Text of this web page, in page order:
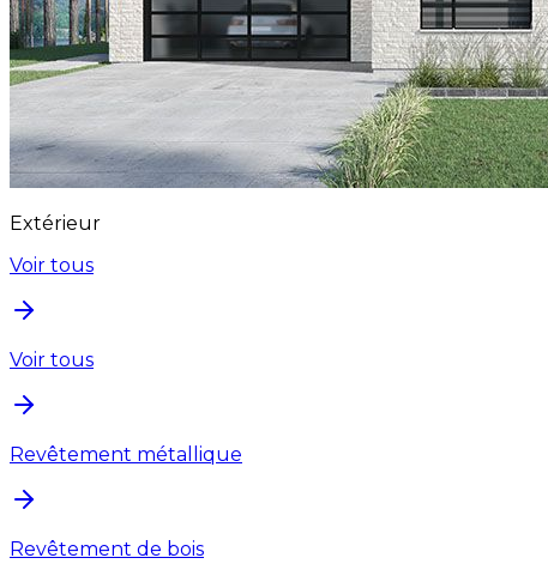
Extérieur
Voir tous
Voir tous
Revêtement métallique
Revêtement de bois